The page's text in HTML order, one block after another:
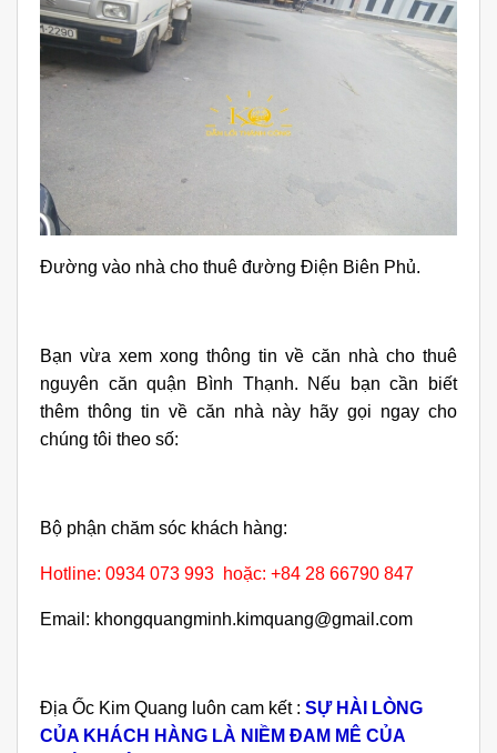
Đường vào nhà cho thuê đường Điện Biên Phủ.
Bạn vừa xem xong thông tin về căn nhà cho thuê
nguyên căn quận Bình Thạnh. Nếu bạn cần biết
thêm thông tin về căn nhà này hãy gọi ngay cho
chúng tôi theo số:
Bộ phận chăm sóc khách hàng:
Hotline: 0934 073 993 hoặc: +84 28 66790 847
Email: khongquangminh.kimquang@gmail.com
Địa Ốc Kim Quang luôn cam kết : SỰ HÀI LÒNG
CỦA KHÁCH HÀNG LÀ NIỀM ĐAM MÊ CỦA